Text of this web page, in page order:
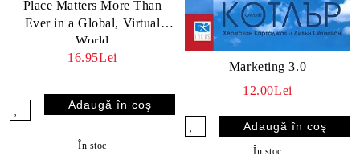
Place Matters More Than
Ever in a Global, Virtual
World
16.95Lei
În stoc
Marketing 3.0
12.00Lei
În stoc